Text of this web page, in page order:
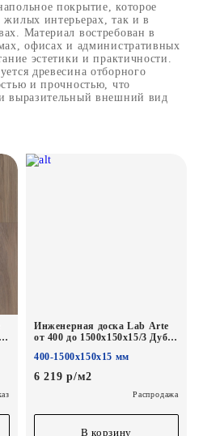
покрытие, которое
интерьерах, так и в
Материал востребован в
офисах и административных
эстетики и практичности.
древесина отборного
и прочностью, что
выразительный внешний вид
Инженерная доска Lab Arte
от 400 до 1500х150х15/3 Дуб
400-1500х150х15 мм
6 219 р/м2
Распродажа
В корзину